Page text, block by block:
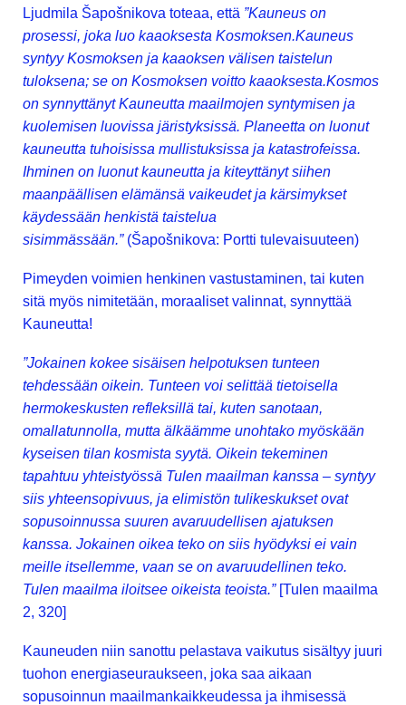
Ljudmila Šapošnikova toteaa, että ”Kauneus on
prosessi, joka luo kaaoksesta Kosmoksen.Kauneus
syntyy Kosmoksen ja kaaoksen välisen taistelun
tuloksena; se on Kosmoksen voitto kaaoksesta.Kosmos
on synnyttänyt Kauneutta maailmojen syntymisen ja
kuolemisen luovissa järistyksissä. Planeetta on luonut
kauneutta tuhoisissa mullistuksissa ja katastrofeissa.
Ihminen on luonut kauneutta ja kiteyttänyt siihen
maanpäällisen elämänsä vaikeudet ja kärsimykset
käydessään henkistä taistelua
sisimmässään.” (Šapošnikova: Portti tulevaisuuteen)
Pimeyden voimien henkinen vastustaminen, tai kuten
sitä myös nimitetään, moraaliset valinnat, synnyttää
Kauneutta!
”Jokainen kokee sisäisen helpotuksen tunteen
tehdessään oikein. Tunteen voi selittää tietoisella
hermokeskusten refleksillä tai, kuten sanotaan,
omallatunnolla, mutta älkäämme unohtako myöskään
kyseisen tilan kosmista syytä. Oikein tekeminen
tapahtuu yhteistyössä Tulen maailman kanssa – syntyy
siis yhteensopivuus, ja elimistön tulikeskukset ovat
sopusoinnussa suuren avaruudellisen ajatuksen
kanssa. Jokainen oikea teko on siis hyödyksi ei vain
meille itsellemme, vaan se on avaruudellinen teko.
Tulen maailma iloitsee oikeista teoista.” [Tulen maailma
2, 320]
Kauneuden niin sanottu pelastava vaikutus sisältyy juuri
tuohon energiaseuraukseen, joka saa aikaan
sopusoinnun maailmankaikkeudessa ja ihmisessä